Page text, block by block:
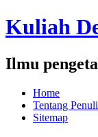
Kuliah
Ilmu
Home
Tentang
Sitemap